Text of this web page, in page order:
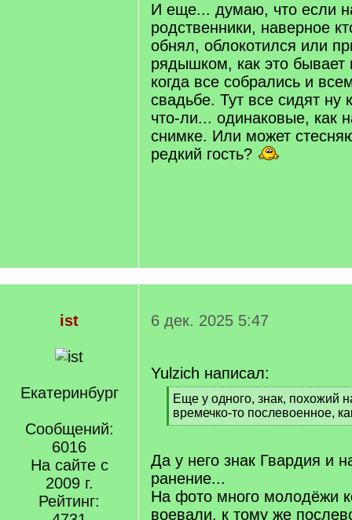
И еще... думаю, что если
родственники, наверное
обнял, облокотился или
рядышком, как это
когда все собрались и
свадьбе. Тут все сидят ну
что-ли... одинаковые, как
снимке. Или может
редкий гость?
ist
Екатеринбург
Сообщений:
6016
На сайте с
2009 г.
Рейтинг:
6 дек. 2025 5:47
Yulzich написал:
[
q
]
Еще у одного, знак, похожий
времечко-то послевоенное,
[
q
]
Да у него знак Гвардия и
ранение...
На фото много молодёжи
воевали, к тому же